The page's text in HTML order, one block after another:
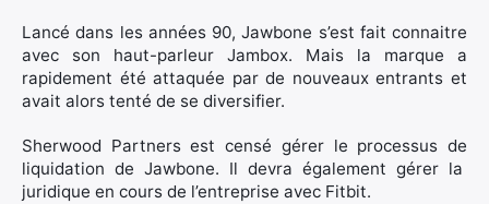
Lancé dans les années 90, Jawbone s’est fait connaitre
avec son haut-parleur Jambox. Mais la marque a
rapidement été attaquée par de nouveaux entrants et
avait alors tenté de se diversifier.
Sherwood Partners est censé gérer le processus de
liquidation de Jawbone. Il devra également gérer la
juridique en cours de l’entreprise avec Fitbit.